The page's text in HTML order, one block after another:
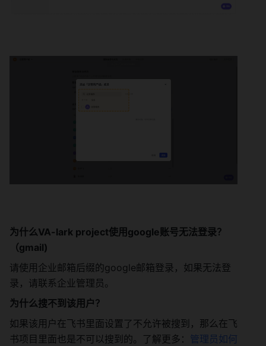
为什么VA-lark project使用google账号无法登录？
（gmail)
请使用企业邮箱后缀的google邮箱登录，如果无法登
录，请联系企业管理员。
为什么搜不到该用户？
如果该用户在飞书里面设置了不允许被搜到，那么在飞
书项目里面也是不可以搜到的。了解更多： 管理员如何